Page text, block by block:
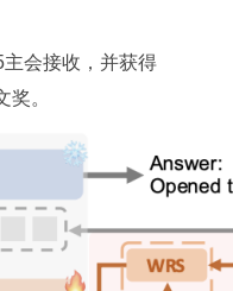
会接收，并获得
。